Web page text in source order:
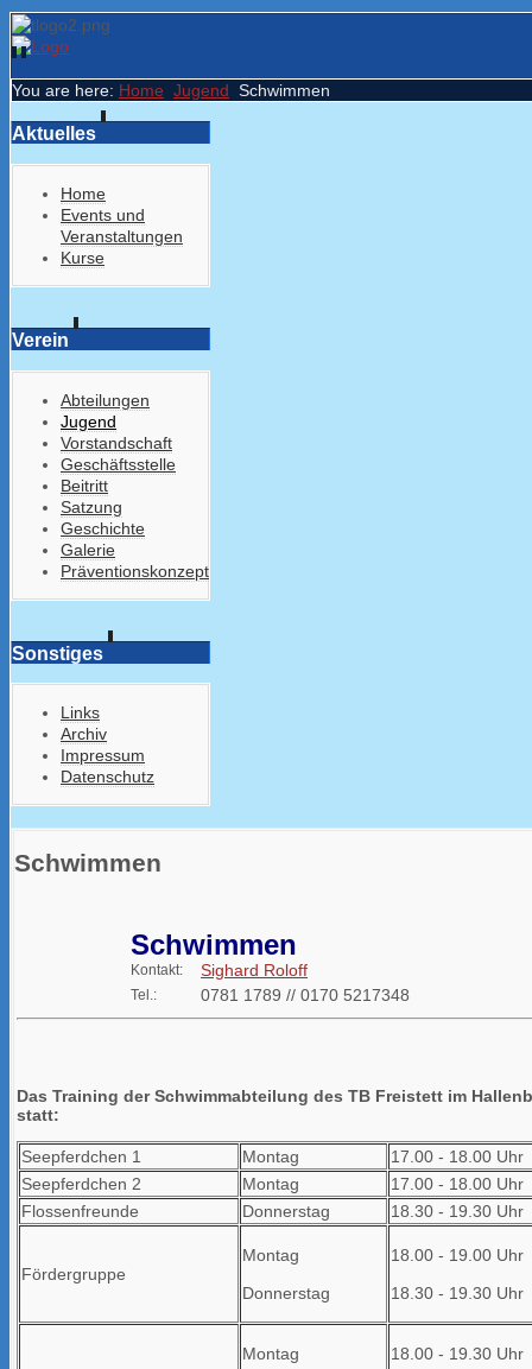
You are here: Home Jugend Schwimmen
Aktuelles
Home
Events und
Veranstaltungen
Kurse
Verein
Abteilungen
Jugend
Vorstandschaft
Geschäftsstelle
Beitritt
Satzung
Geschichte
Galerie
Präventionskonzept
Sonstiges
Links
Archiv
Impressum
Datenschutz
Schwimmen
Schwimmen
Kontakt: Sighard Roloff
Tel.: 0781 1789 // 0170 5217348
Das Training der Schwimmabteilung des TB Freistett im
statt:
Seepferdchen 1 Montag
17.00 - 18.00 Uhr
Seepferdchen 2
Montag
17.00 - 18.00 Uhr
Flossenfreunde
Donnerstag 18.30 - 19.30 Uhr
Fördergruppe
Montag
Donnerstag
18.00 - 19.00 Uhr
18.30 - 19.30 Uhr
Montag
18.00 - 19.30 Uhr